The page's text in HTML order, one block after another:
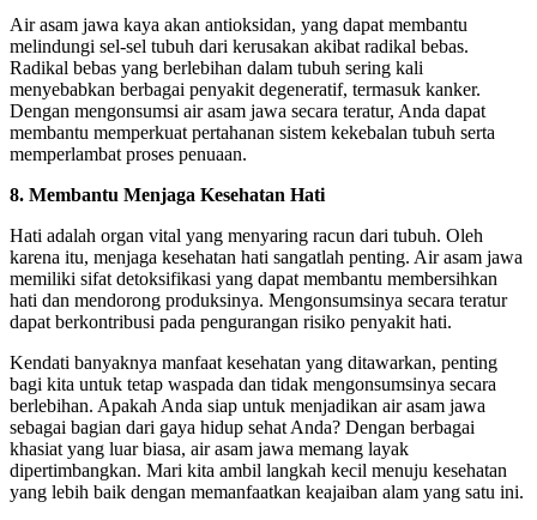
Air asam jawa kaya akan antioksidan, yang dapat membantu
melindungi sel-sel tubuh dari kerusakan akibat radikal bebas.
Radikal bebas yang berlebihan dalam tubuh sering kali
menyebabkan berbagai penyakit degeneratif, termasuk kanker.
Dengan mengonsumsi air asam jawa secara teratur, Anda dapat
membantu memperkuat pertahanan sistem kekebalan tubuh serta
memperlambat proses penuaan.
8. Membantu Menjaga Kesehatan Hati
Hati adalah organ vital yang menyaring racun dari tubuh. Oleh
karena itu, menjaga kesehatan hati sangatlah penting. Air asam jawa
memiliki sifat detoksifikasi yang dapat membantu membersihkan
hati dan mendorong produksinya. Mengonsumsinya secara teratur
dapat berkontribusi pada pengurangan risiko penyakit hati.
Kendati banyaknya manfaat kesehatan yang ditawarkan, penting
bagi kita untuk tetap waspada dan tidak mengonsumsinya secara
berlebihan. Apakah Anda siap untuk menjadikan air asam jawa
sebagai bagian dari gaya hidup sehat Anda? Dengan berbagai
khasiat yang luar biasa, air asam jawa memang layak
dipertimbangkan. Mari kita ambil langkah kecil menuju kesehatan
yang lebih baik dengan memanfaatkan keajaiban alam yang satu ini.